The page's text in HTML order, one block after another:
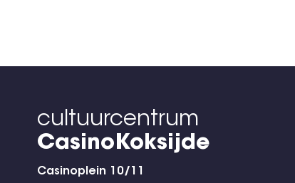
cultuurcentrum
CasinoKoksijde
Casinoplein 10/11